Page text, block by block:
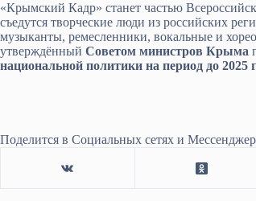
«Крымский Кадр» станет частью
съедутся творческие люди из российских
музыканты, ремесленники, вокальные и
утверждённый Советом министров Крыма
национальной политики на период до 2025
Поделится в Социальных сетях и